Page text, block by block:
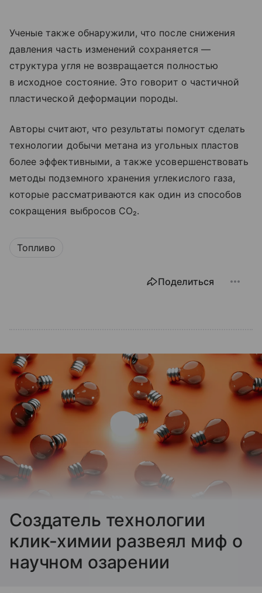
Ученые также обнаружили, что после снижения
давления часть изменений сохраняется —
структура угля не возвращается полностью
в исходное состояние. Это говорит о частичной
пластической деформации породы.
Авторы считают, что результаты помогут сделать
технологии добычи метана из угольных пластов
более эффективными, а также усовершенствовать
методы подземного хранения углекислого газа,
которые рассматриваются как один из способов
сокращения выбросов CO₂.
Топливо
Поделиться
Создатель технологии
клик-химии развеял миф о
научном озарении